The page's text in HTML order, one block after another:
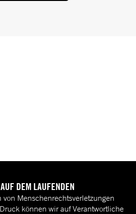
DEM LAUFENDEN
von Menschenrechtsverletzungen
können wir auf Verantwortliche